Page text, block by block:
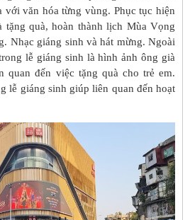
với văn hóa từng vùng. Phục tục hiện
tặng quà, hoàn thành lịch Mùa Vọng
Nhạc giáng sinh và hát mừng. Ngoài
lễ giáng sinh là hình ảnh ông già
quan đến việc tặng quà cho trẻ em.
lễ giáng sinh giúp liên quan đến hoạt